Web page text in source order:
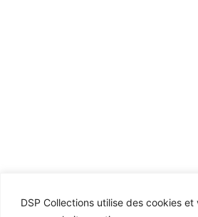
DSP Collections utilise des cookies